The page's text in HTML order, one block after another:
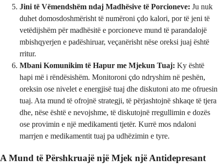
Jini të Vëmendshëm ndaj Madhësive të Porcioneve: Ju nuk
duhet domosdoshmërisht të numëroni çdo kalori, por të jeni të
vetëdijshëm për madhësitë e porcioneve mund të parandalojë
mbishqyerjen e padëshiruar, veçanërisht nëse oreksi juaj është
rritur.
Mbani Komunikim të Hapur me Mjekun Tuaj: Ky është
hapi më i rëndësishëm. Monitoroni çdo ndryshim në peshën,
oreksin ose nivelet e energjisë tuaj dhe diskutoni ato me ofruesin
tuaj. Ata mund të ofrojnë strategji, të përjashtojnë shkaqe të tjera
dhe, nëse është e nevojshme, të diskutojnë rregullimin e dozës
ose provimin e një medikamenti tjetër. Kurrë mos ndaloni
marrjen e medikamentit tuaj pa udhëzimin e tyre.
A Mund të Përshkruajë një Mjek një Antidepresant